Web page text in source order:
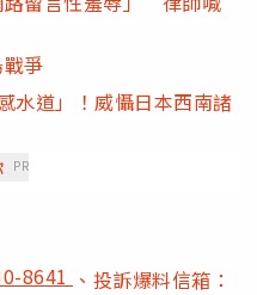
爭
水道」！威懾日本西南諸
PR
8641 、投訴爆料信箱：